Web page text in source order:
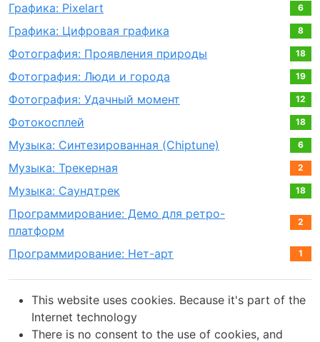
Графика: Pixelart 6
Графика: Цифровая графика 8
Фотография: Проявления природы 18
Фотография: Люди и города 19
Фотография: Удачный момент 12
Фотокосплей 18
Музыка: Синтезированная (Chiptune) 6
Музыка: Трекерная 2
Музыка: Саундтрек 18
Программирование: Демо для ретро-
платформ
2
Программирование: Нет-арт 1
This website uses cookies. Because it's part of the
Internet technology
There is no consent to the use of cookies, and